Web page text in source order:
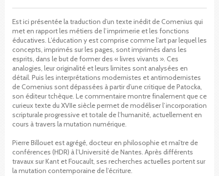
Est ici présentée la traduction d’un texte inédit de Comenius qui
met en rapport les métiers de l’imprimerie et les fonctions
éducatives. L’éducation y est comprise comme l’art par lequel les
concepts, imprimés sur les pages, sont imprimés dans les
esprits, dans le but de former des « livres vivants ». Ces
analogies, leur originalité et leurs limites sont analysées en
détail. Puis les interprétations modernistes et antimodernistes
de Comenius sont dépassées à partir d’une critique de Patocka,
son éditeur tchèque. Le commentaire montre finalement que ce
curieux texte du XVIIe siècle permet de modéliser l’incorporation
scripturale progressive et totale de l’humanité, actuellement en
cours à travers la mutation numérique.
Pierre Billouet est agrégé, docteur en philosophie et maître de
conférences (HDR) à l’Université de Nantes. Après différents
travaux sur Kant et Foucault, ses recherches actuelles portent sur
la mutation contemporaine de l’écriture.